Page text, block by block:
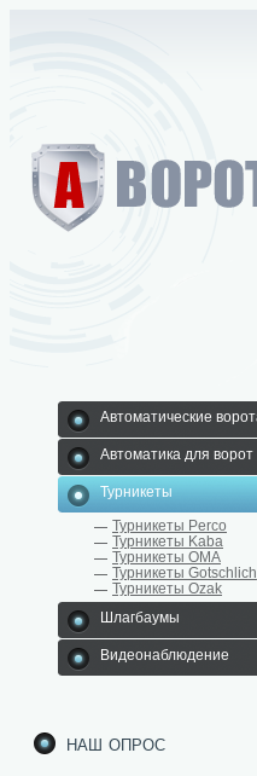
Автоматические
Автоматика для ворот
Турникеты
Турникеты Perco
Турникеты Kaba
Турникеты ОМА
Турникеты Gotschlich
Турникеты Ozak
Шлагбаумы
Видеонаблюдение
наш опрос